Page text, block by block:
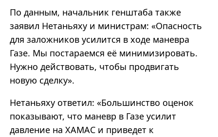
По данным, начальник генштаба также
заявил Нетаньяху и министрам: «Опасность
для заложников усилится в ходе маневра
Газе. Мы постараемся её минимизировать.
Нужно действовать, чтобы продвигать
новую сделку».
Нетаньяху ответил: «Большинство оценок
показывают, что маневр в Газе усилит
давление на ХАМАС и приведет к